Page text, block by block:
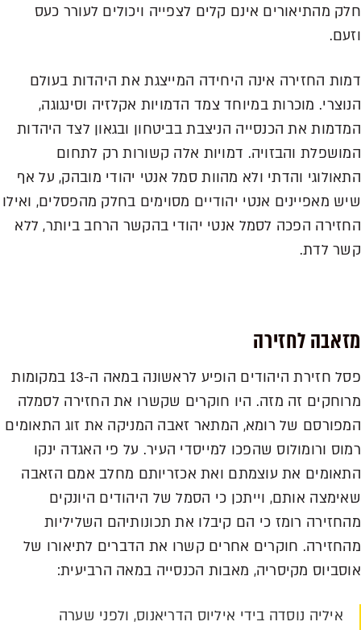
חלק מהתיאורים אינם קלים לצפייה ויכולים לעורר כעס
וזעם.
דמות החזירה אינה היחידה המייצגת את היהדות בעולם
הנוצרי. מוכרות במיוחד צמד הדמויות אקלזיה וסינגוגה,
המדמות את הכנסייה הניצבת בביטחון ובגאון לצד היהדות
המושפלת והבזויה. דמויות אלה קשורות רק לתחום
התאולוגי והדתי ולא מהוות סמל אנטי יהודי מובהק, על אף
שיש מאפיינים אנטי יהודיים מסוימים בחלק מהפסלים, ואילו
החזירה הפכה לסמל אנטי יהודי בהקשר הרחב ביותר, ללא
קשר לדת.
מזאבה לחזירה
פסל חזירת היהודים הופיע לראשונה במאה ה-13 במקומות
מרוחקים זה מזה. היו חוקרים שקשרו את החזירה לסמלה
המפורסם של רומא, המתאר זאבה המניקה את זוג התאומים
רמוס ורומולוס שהפכו למייסדי העיר. על פי האגדה ינקו
התאומים את עוצמתם ואת אכזריותם מחלב אמם הזאבה
שאימצה אותם, וייתכן כי הסמל של היהודים היונקים
מהחזירה רומז כי הם קיבלו את תכונותיהם השליליות
מהחזירה. חוקרים אחרים קשרו את הדברים לתיאורו של
אוסביוס מקיסריה, מאבות הכנסייה במאה הרביעית:
איליה נוסדה בידי איליוס הדריאנוס, ולפני שערה